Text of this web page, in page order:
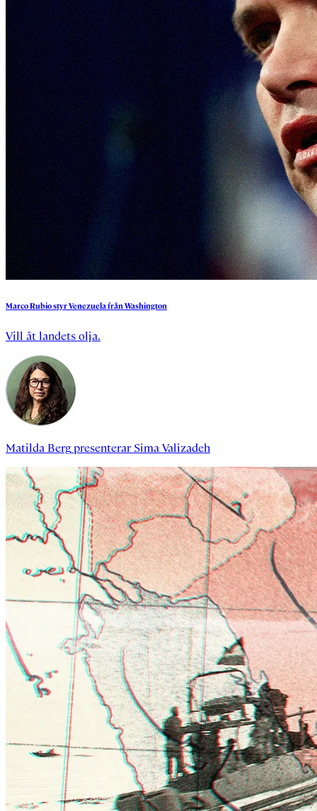
MarcoRubiostyrVenezuelafrånWashington
Vill åt landets olja.
Matilda Bergpresenterar Sima Valizadeh